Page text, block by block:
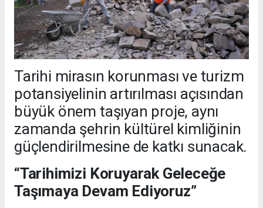
Tarihi mirasın korunması ve turizm
potansiyelinin artırılması açısından
büyük önem taşıyan proje, aynı
zamanda şehrin kültürel kimliğinin
güçlendirilmesine de katkı sunacak.
“Tarihimizi Koruyarak Geleceğe
Taşımaya Devam Ediyoruz”